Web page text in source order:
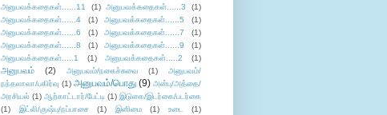
அனுபவக்கதைகள்......11
(1) அனுபவக்கதைகள்......3
(1)
அனுபவக்கதைகள்......4
(1) அனுபவக்கதைகள்......5
(1)
அனுபவக்கதைகள்......6
(1) அனுபவக்கதைகள்......7
(1)
அனுபவக்கதைகள்......8
(1) அனுபவக்கதைகள்......9
(1)
அனுபவக்கதைகள்.....1
(1) அனுபவக்கதைகள்.....2 (1)
அனுபவம் (2) அனுபவம்/நகைச்சுவை (1)
அனுபவம்/
நந்தலாலா/பகிர்வு (1) அனுபவம்/பொது (9) அன்பு/அத்தை/
அரசியல் (1) ஆற்காட்டார்/பேட்டி (1) இடுகை/இடர்கை/படர்கை
(1)
இட்லி/குஷ்பு/நப்பாசை (1) இனிமை (1) உடை
(1)